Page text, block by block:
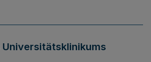
Universitätsklinikums